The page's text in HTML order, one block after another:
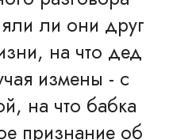
ли они друг
на что дед
измены - с
на что бабка
признание об